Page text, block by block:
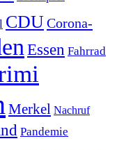
CDUCorona-
Essen Fahrrad
Merkel Nachruf
Pandemie